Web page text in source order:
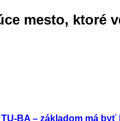
mesto, ktoré
BA – základom má